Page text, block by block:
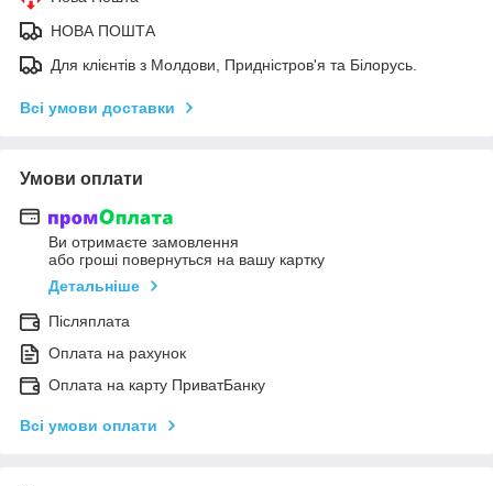
НОВА ПОШТА
Для клієнтів з Молдови, Придністров'я та Білорусь.
Всі умови доставки
Умови оплати
Ви отримаєте замовлення
або гроші повернуться на вашу картку
Детальніше
Післяплата
Оплата на рахунок
Оплата на карту ПриватБанку
Всі умови оплати